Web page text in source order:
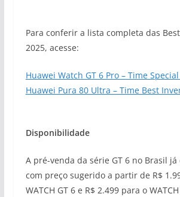
Para conferir a lista completa das
2025, acesse:
Huawei Watch GT 6 Pro – Time
Huawei Pura 80 Ultra – Time Best
Disponibilidade
A pré-venda da série GT 6 no Brasil
com preço sugerido a partir de R$
WATCH GT 6 e R$ 2.499 para o